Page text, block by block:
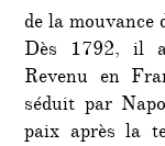
de la mouvance
Dès 1792, il
Revenu en
séduit par
paix après la